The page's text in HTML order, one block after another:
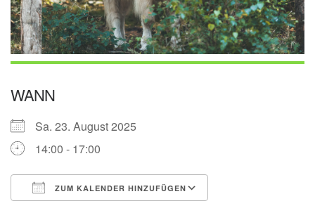
WANN
Sa. 23. August 2025
14:00 - 17:00
ZUM KALENDER HINZUFÜGEN